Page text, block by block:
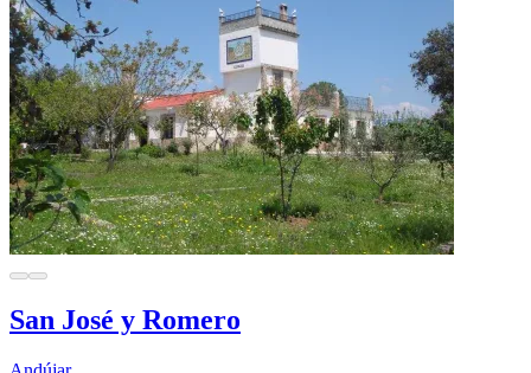
San José y Romero